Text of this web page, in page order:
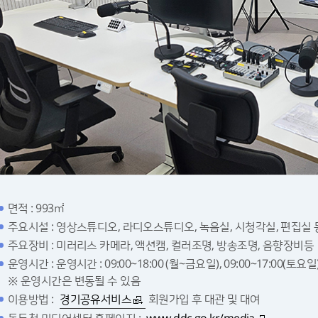
면적 : 993㎡
주요시설 : 영상스튜디오, 라디오스튜디오, 녹음실, 시청각실, 편집실
주요장비 : 미러리스 카메라, 액션캠, 컬러조명, 방송조명, 음향장비등
운영시간 : 운영시간 : 09:00~18:00 (월~금요일), 09:00~17:00(토요
※ 운영시간은 변동될 수 있음
이용방법 : 경기공유서비스
회원가입 후 대관 및 대여